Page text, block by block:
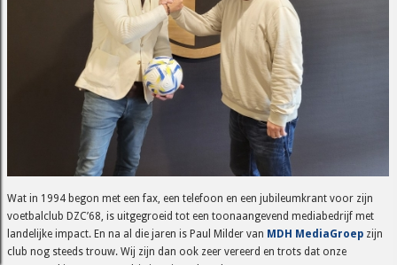
Wat in 1994 begon met een fax, een telefoon en een jubileumkrant voor zijn
voetbalclub DZC’68, is uitgegroeid tot een toonaangevend mediabedrijf met
landelijke impact. En na al die jaren is Paul Milder van MDH MediaGroep zijn
club nog steeds trouw. Wij zijn dan ook zeer vereerd en trots dat onze